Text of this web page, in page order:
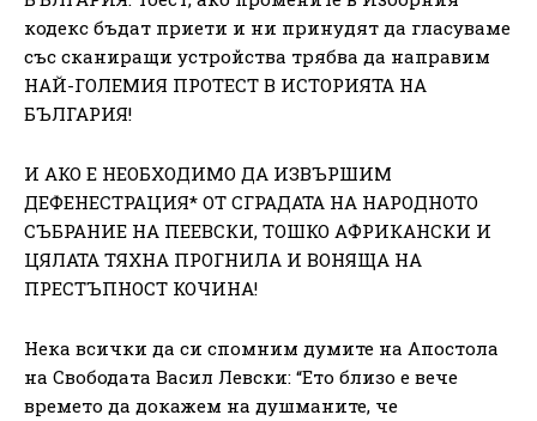
кодекс бъдат приети и ни принудят да гласуваме
със сканиращи устройства трябва да направим
НАЙ-ГОЛЕМИЯ ПРОТЕСТ В ИСТОРИЯТА НА
БЪЛГАРИЯ!
И АКО Е НЕОБХОДИМО ДА ИЗВЪРШИМ
ДЕФЕНЕСТРАЦИЯ* ОТ СГРАДАТА НА НАРОДНОТО
СЪБРАНИЕ НА ПЕЕВСКИ, ТОШКО АФРИКАНСКИ И
ЦЯЛАТА ТЯХНА ПРОГНИЛА И ВОНЯЩА НА
ПРЕСТЪПНОСТ КОЧИНА!
Нека всички да си спомним думите на Апостола
на Свободата Васил Левски: “Ето близо е вече
времето да докажем на душманите, че